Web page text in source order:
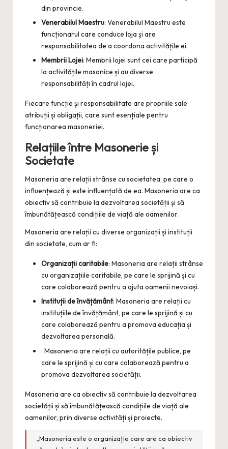
din provincie.
Venerabilul Maestru: Venerabilul Maestru este
funcționarul care conduce loja și are
responsabilitatea de a coordona activitățile ei.
Membrii Lojei: Membrii lojei sunt cei care participă
la activitățile masonice și au diverse
responsabilități în cadrul lojei.
Fiecare funcție și responsabilitate are propriile sale
atribuții și obligații, care sunt esențiale pentru
funcționarea masoneriei.
Relațiile între Masonerie și
Societate
Masoneria are relații strânse cu societatea, pe care o
influențează și este influențată de ea. Masoneria are ca
obiectiv să contribuie la dezvoltarea societății și să
îmbunătățească condițiile de viață ale oamenilor.
Masoneria are relații cu diverse organizații și instituții
din societate, cum ar fi:
Organizații caritabile: Masoneria are relații strânse
cu organizațiile caritabile, pe care le sprijină și cu
care colaborează pentru a ajuta oamenii nevoiași.
Instituții de învățământ: Masoneria are relații cu
instituțiile de învățământ, pe care le sprijină și cu
care colaborează pentru a promova educația și
dezvoltarea personală.
: Masoneria are relații cu autoritățile publice, pe
care le sprijină și cu care colaborează pentru a
promova dezvoltarea societății.
Masoneria are ca obiectiv să contribuie la dezvoltarea
societății și să îmbunătățească condițiile de viață ale
oamenilor, prin diverse activități și proiecte.
„Masoneria este o organizație care are ca obiectiv